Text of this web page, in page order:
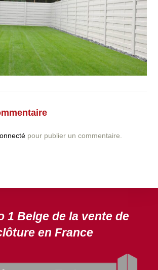
pour publier un commentaire.
nous contacter ! nous vous proposerons
projet.
1 Belge de la vente de
en France